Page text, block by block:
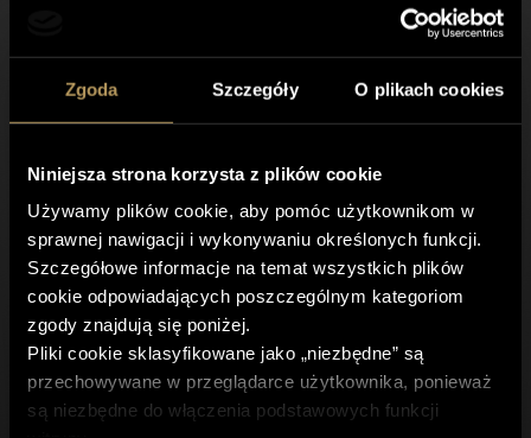
Zgoda Szczegóły O plikach cookies
Niniejsza strona korzysta z plików cookie
Używamy plików cookie, aby pomóc użytkownikom w
sprawnej nawigacji i wykonywaniu określonych funkcji.
Szczegółowe informacje na temat wszystkich plików
cookie odpowiadających poszczególnym kategoriom
zgody znajdują się poniżej.
Pliki cookie sklasyfikowane jako „niezbędne” są
przechowywane w przeglądarce użytkownika, ponieważ
są niezbędne do włączenia podstawowych funkcji
+(48) 500 743 973
+(48) 22 400 57 75
recepcja@spireclinic.pl
Godziny otwarcia
Pon. - Pt. 8:00 - 21.00
Sob. 9:00 – 18:00